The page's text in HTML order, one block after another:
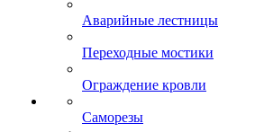
Аварийные лестницы
Переходные мостики
Ограждение кровли
Саморезы